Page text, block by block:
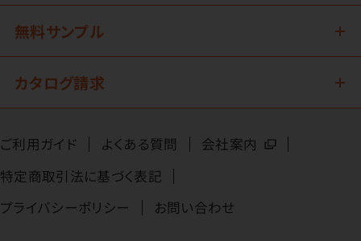
無料サンプル
カタログ請求
ご利用ガイド よくある質問
会社案内
特定商取引法に基づく表記
プライバシーポリシー
お問い合わせ